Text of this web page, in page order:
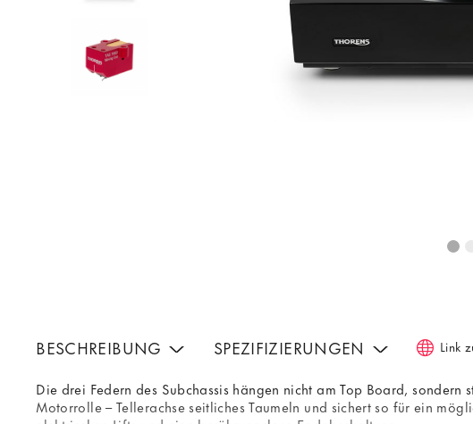
BESCHREIBUNG
Die drei Federn des Subchassis hängen nicht am Top Board,
Motorrolle – Tellerachse seitliches Taumeln und sichert so für ein
SPEZIFIZIERUNGEN Link